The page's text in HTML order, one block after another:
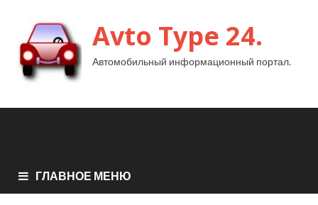
Avto Type 24.
Автомобильный информационный портал.
ГЛАВНОЕ МЕНЮ